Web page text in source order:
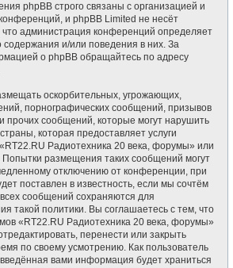
phpBB строго связаны с организацией и
и phpBB Limited не несёт
что администрация конференций определяет
содержания и/или поведения в них. За
о phpBB обращайтесь по адресу
оскорбительных, угрожающих,
порнографических сообщений, призывов
прочих сообщений, которые могут нарушить
которая предоставляет услуги
Радиотехника 20 века, форумы» или
размещения таких сообщений могут
отключению от конференции, при
поставлен в известность, если мы сочтём
сообщений сохраняются для
такой политики. Вы соглашаетесь с тем, что
«RT22.RU Радиотехника 20 века, форумы»
перенести или закрыть
по своему усмотрению. Как пользователь
вами информация будет храниться